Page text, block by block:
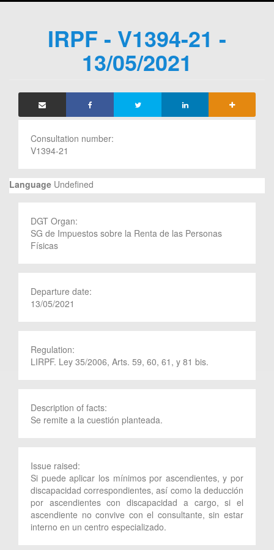
IRPF - V1394-21 -
13/05/2021
Consultation number:
V1394-21
Language Undefined
DGT Organ:
SG de Impuestos sobre la Renta de las Personas
Físicas
Departure date:
13/05/2021
Regulation:
LIRPF. Ley 35/2006, Arts. 59, 60, 61, y 81 bis.
Description of facts:
Se remite a la cuestión planteada.
Issue raised:
Si puede aplicar los mínimos por ascendientes, y por
discapacidad correspondientes, así como la deducción
por ascendientes con discapacidad a cargo, si el
ascendiente no convive con el consultante, sin estar
interno en un centro especializado.